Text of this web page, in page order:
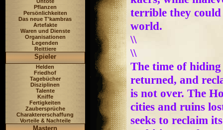
Pflanzen
Persönlichkeiten
Das neue T'kambras
Artefakte
Waren und Dienste
Organisationen
Legenden
Reittiere
Spieler
Helden
Friedhof
Tagebücher
Disziplinen
Talente
Kniffe
Fertigkeiten
Zaubersprüche
Charaktererschaffung
Vorteile & Nachteile
Mastern
terrible they
world.
\\
\\
The time of hiding
returned, and
is not over. The
cities and ruins
seeks to reclaim